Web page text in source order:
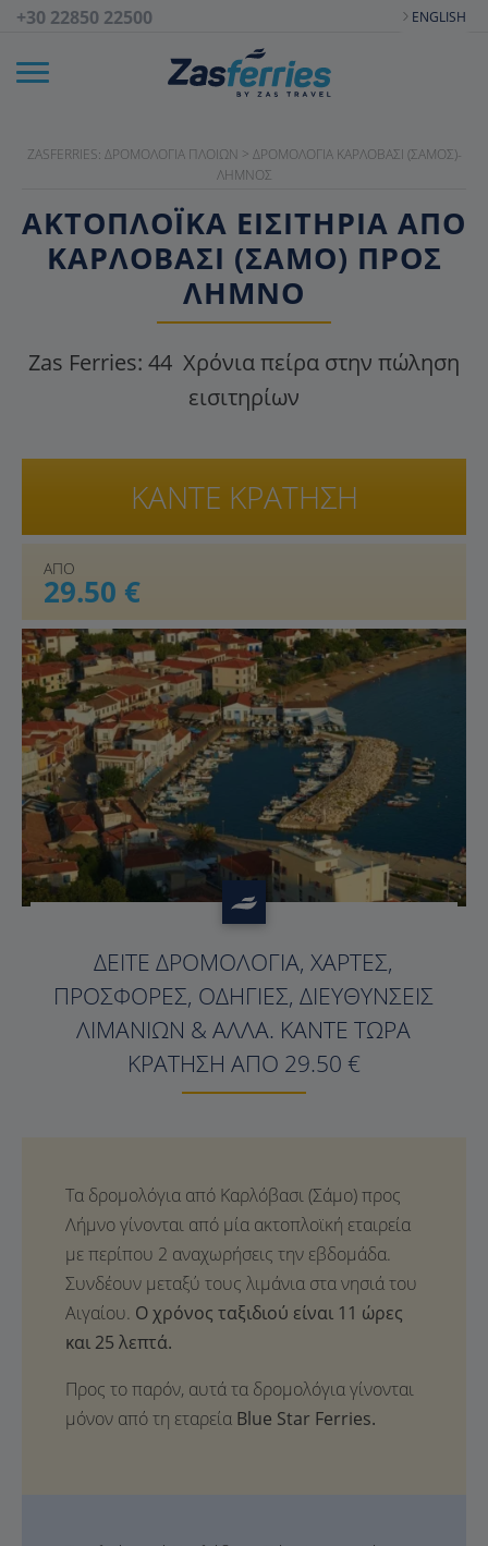
+30 22850 22500 ENGLISH
ZASFERRIES: ΔΡΟΜΟΛΌΓΙΑ ΠΛΟΊΩΝ > ΔΡΟΜΟΛΌΓΙΑ ΚΑΡΛΌΒΑΣΙ (ΣΆΜΟΣ)-
ΛΉΜΝΟΣ
ΑΚΤΟΠΛΟΪΚΑ ΕΙΣΙΤΉΡΙΑ ΑΠΌ
ΚΑΡΛΌΒΑΣΙ (ΣΆΜΟ) ΠΡΟΣ
ΛΉΜΝΟ
Zas Ferries: 44 Χρόνια πείρα στην πώληση
εισιτηρίων
ΑΠΟ
29.50 €
ΚΑΝΤΕ ΚΡΑΤΗΣΗ
?>
ΔΕΊΤΕ ΔΡΟΜΟΛΌΓΙΑ, ΧΆΡΤΕΣ,
ΠΡΟΣΦΟΡΈΣ, ΟΔΗΓΊΕΣ, ΔΙΕΥΘΎΝΣΕΙΣ
ΛΙΜΑΝΙΏΝ & ΆΛΛΑ. ΚΆΝΤΕ ΤΏΡΑ
ΚΡΆΤΗΣΗ ΑΠΌ 29.50 €
Ο χρόνος ταξιδιού είναι 11 ώρες
και 25 λεπτά.
Προς το παρόν, αυτά τα δρομολόγια γίνονται
μόνον από τη εταρεία Blue Star Ferries.